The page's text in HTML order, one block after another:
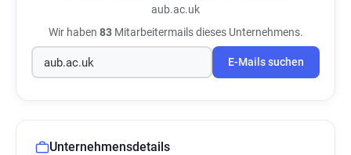
aub.ac.uk
Wir haben 83Mitarbeitermails dieses Unternehmens.
E-Mails suchen
Unternehmensdetails